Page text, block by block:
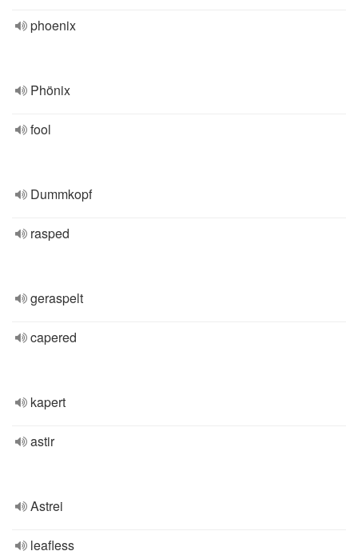
phoenix
Phönix
fool
Dummkopf
rasped
geraspelt
capered
kapert
astir
Astrei
leafless